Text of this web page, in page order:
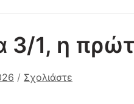
3/1, η
/ Σχολιάστε